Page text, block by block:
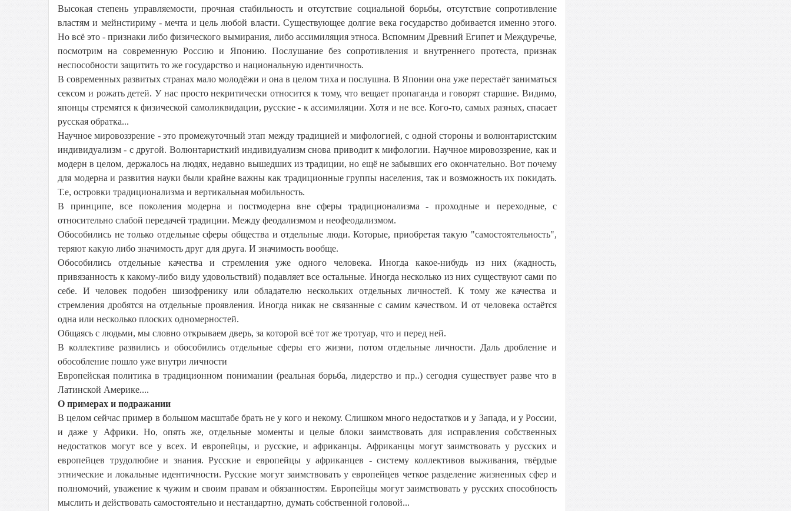
Высокая степень управляемости, прочная стабильность и отсутствие социальной борьбы, отсутствие сопротивление
властям и мейнстириму - мечта и цель любой власти. Существующее долгие века государство добивается именно этого.
Но всё это - признаки либо физического вымирания, либо ассимиляция этноса. Вспомним Древний Египет и Междуречье,
посмотрим на современную Россию и Японию. Послушание без сопротивления и внутреннего протеста, признак
неспособности защитить то же государство и национальную идентичность.
В современных развитых странах мало молодёжи и она в целом тиха и послушна. В Японии она уже перестаёт заниматься
сексом и рожать детей. У нас просто некритически относится к тому, что вещает пропаганда и говорят старшие. Видимо,
японцы стремятся к физической самоликвидации, русские - к ассимиляции. Хотя и не все. Кого-то, самых разных, спасает
русская обратка...
Научное мировоззрение - это промежуточный этап между традицией и мифологией, с одной стороны и волюнтаристским
индивидуализм - с другой. Волюнтаристкий индивидуализм снова приводит к мифологии. Научное мировоззрение, как и
модерн в целом, держалось на людях, недавно вышедших из традиции, но ещё не забывших его окончательно. Вот почему
для модерна и развития науки были крайне важны как традиционные группы населения, так и возможность их покидать.
Т.е, островки традиционализма и вертикальная мобильность.
В принципе, все поколения модерна и постмодерна вне сферы традиционализма - проходные и переходные, с
относительно слабой передачей традиции. Между феодализмом и неофеодализмом.
Обособились не только отдельные сферы общества и отдельные люди. Которые, приобретая такую "самостоятельность",
теряют какую либо значимость друг для друга. И значимость вообще.
Обособились отдельные качества и стремления уже одного человека. Иногда какое-нибудь из них (жадность,
привязанность к какому-либо виду удовольствий) подавляет все остальные. Иногда несколько из них существуют сами по
себе. И человек подобен шизофренику или обладателю нескольких отдельных личностей. К тому же качества и
стремления дробятся на отдельные проявления. Иногда никак не связанные с самим качеством. И от человека остаётся
одна или несколько плоских одномерностей.
Общаясь с людьми, мы словно открываем дверь, за которой всё тот же тротуар, что и перед ней.
В коллективе развились и обособились отдельные сферы его жизни, потом отдельные личности. Даль дробление и
обособление пошло уже внутри личности
Европейская политика в традиционном понимании (реальная борьба, лидерство и пр..) сегодня существует разве что в
Латинской Америке....
О примерах и подражании
В целом сейчас пример в большом масштабе брать не у кого и некому. Слишком много недостатков и у Запада, и у России,
и даже у Африки. Но, опять же, отдельные моменты и целые блоки заимствовать для исправления собственных
недостатков могут все у всех. И европейцы, и русские, и африканцы. Африканцы могут заимствовать у русских и
европейцев трудолюбие и знания. Русские и европейцы у африканцев - систему коллективов выживания, твёрдые
этнические и локальные идентичности. Русские могут заимствовать у европейцев четкое разделение жизненных сфер и
полномочий, уважение к чужим и своим правам и обязанностям. Европейцы могут заимствовать у русских способность
мыслить и действовать самостоятельно и нестандартно, думать собственной головой...